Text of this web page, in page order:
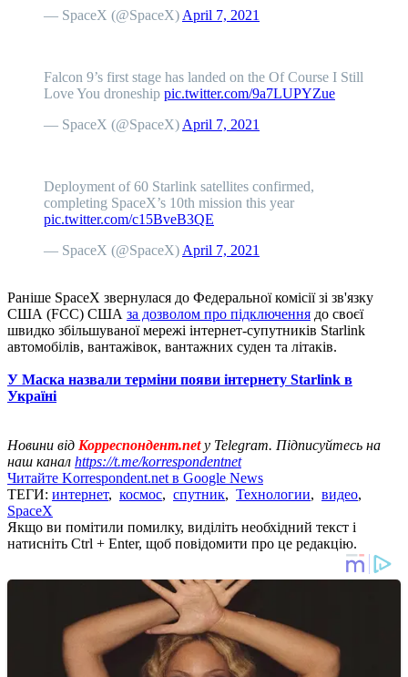
— SpaceX (@SpaceX) April 7, 2021
Falcon 9’s first stage has landed on the Of Course I Still
Love You droneship pic.twitter.com/9a7LUPYZue
— SpaceX (@SpaceX) April 7, 2021
Deployment of 60 Starlink satellites confirmed,
completing SpaceX’s 10th mission this year
pic.twitter.com/c15BveB3QE
— SpaceX (@SpaceX) April 7, 2021
Раніше SpaceX звернулася до Федеральної комісії зі зв'язку
США (FCC) США за дозволом про підключення до своєї
швидко збільшуваної мережі інтернет-супутників Starlink
автомобілів, вантажівок, вантажних суден та літаків.
У Маска назвали терміни появи інтернету Starlink в
Україні
Новини від Корреспондент.netу Telegram. Підписуйтесь на
наш канал https://t.me/korrespondentnet
Читайте Korrespondent.net в Google News
ТЕГИ: интернет, космос, спутник, Технологии, видео,
SpaceX
Якщо ви помітили помилку, виділіть необхідний текст і
натисніть Ctrl + Enter, щоб повідомити про це редакцію.